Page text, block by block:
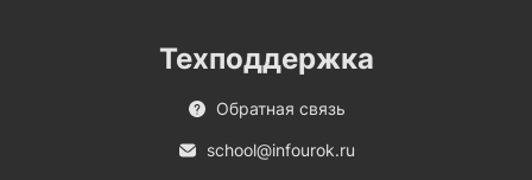
Техподдержка
Обратная связь
school@infourok.ru